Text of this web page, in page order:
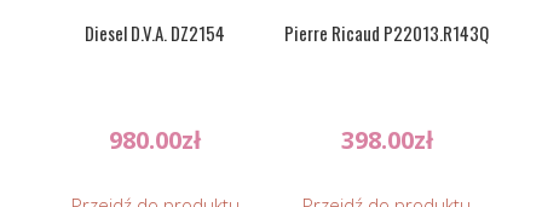
Diesel D.V.A. DZ2154
980.00zł
Pierre Ricaud P22013.R143Q
398.00zł